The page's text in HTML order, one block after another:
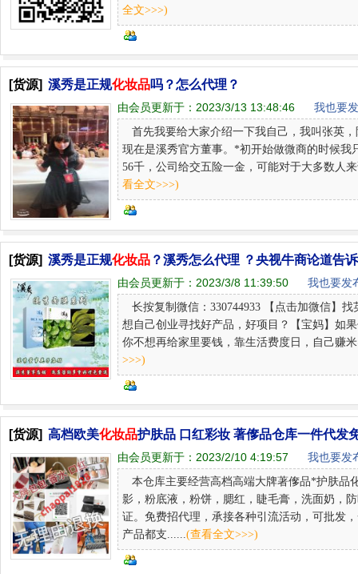
全文>>>)
[货源] 溪秀是正规化妆品吗？怎么代理？
由会员更新于： 2023/3/13 13:48:46 我也要
首先我要给大家介绍一下我自己，我叫张英
现在是溪秀官方董事。*初开始做微商的时候
56千，公司给交五险一金，可能对于大多数人
看全文>>>)
[货源] 溪秀是正规化妆品 ？溪秀怎么代理 ？央视牛商论道告
由会员更新于： 2023/3/8 11:39:50 我也要发
长按复制微信：330744933 【点击加微信】
想自己创业寻找好产品，好项目？【宝妈】如
你不想再给家里要钱，靠生活费度日，自己赚
>>>)
[货源] 高档欧美化妆品护肤品 口红彩妆 著偧品仓库一件代发
由会员更新于： 2023/2/10 4:19:57 我也要发
本仓库主要经营高档高端大牌著偧品*护肤品
影，粉底液，粉饼，腮红，睫毛膏，洗面奶，
证。免费招代理，承接各种引流活动，可批发
产品都支......(查看全文>>>)